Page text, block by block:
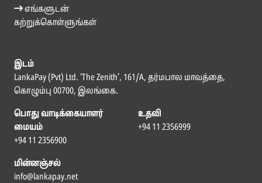
எங்களுடன்
கற்றுக்கொள்ளுங்கள்
இடம்
LankaPay (Pvt) Ltd. ‘The Zenith’, 161/A, தர்மபால மாவத்தை,
கொழும்பு 00700, இலங்கை.
பொது வாடிக்கையாளர்
மையம்
+94 11 2356900
உதவி
+94 11 2356999
மின்னஞ்சல்
info@lankapay.net